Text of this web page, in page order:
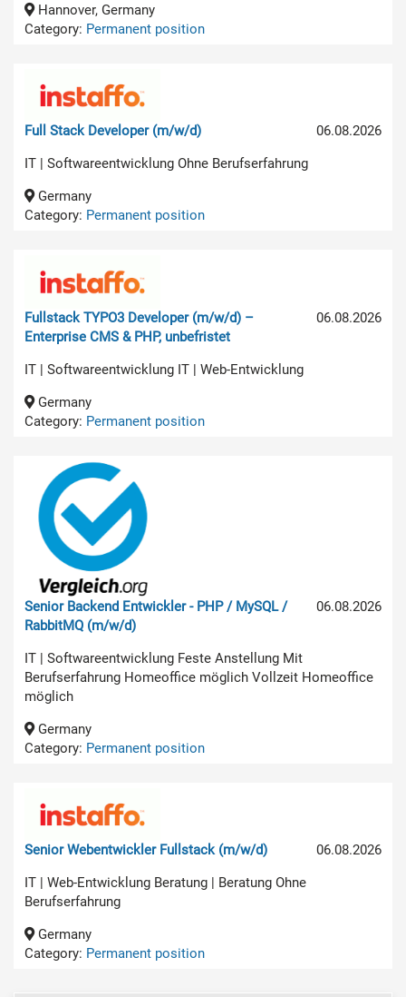
Hannover, Germany
Category: Permanent position
06.08.2026
Full Stack Developer (m/w/d)
IT | Softwareentwicklung Ohne Berufserfahrung
Germany
Category: Permanent position
06.08.2026
Fullstack TYPO3 Developer (m/w/d) –
Enterprise CMS & PHP, unbefristet
IT | Softwareentwicklung IT | Web-Entwicklung
Germany
Category: Permanent position
06.08.2026
Senior Backend Entwickler - PHP / MySQL /
RabbitMQ (m/w/d)
IT | Softwareentwicklung Feste Anstellung Mit
Berufserfahrung Homeoffice möglich Vollzeit Homeoffice
möglich
Germany
Category: Permanent position
06.08.2026
Senior Webentwickler Fullstack (m/w/d)
IT | Web-Entwicklung Beratung | Beratung Ohne
Berufserfahrung
Germany
Category: Permanent position